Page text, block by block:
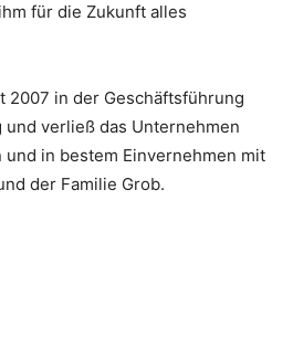
für die Zukunft alles
2007 in der Geschäftsführung
und verließ das Unternehmen
und in bestem Einvernehmen mit
der Familie Grob.